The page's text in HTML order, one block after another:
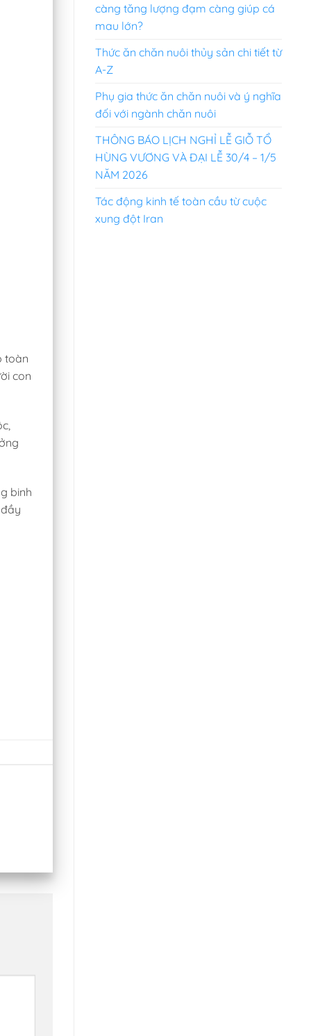
toàn
con
binh
càng tăng lượng đạm càng giúp cá
mau lớn?
Thức ăn chăn nuôi thủy sản chi tiết từ
A-Z
Phụ gia thức ăn chăn nuôi và ý nghĩa
đối với ngành chăn nuôi
THÔNG BÁO LỊCH NGHỈ LỄ GIỖ TỔ
HÙNG VƯƠNG VÀ ĐẠI LỄ 30/4 – 1/5
NĂM 2026
Tác động kinh tế toàn cầu từ cuộc
xung đột Iran